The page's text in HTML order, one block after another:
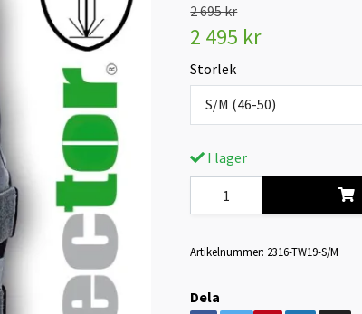
2 695 kr
2 495 kr
Storlek
S/M (46-50)
I lager
Artikelnummer: 2316-TW19-S/M
Dela